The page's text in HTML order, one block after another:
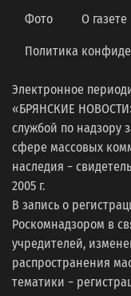
Фото О газете
Политика
Электронное
«БРЯНСКИЕ
службой по надзору
сфере массовых
наследия −
2005 г.
В запись о
Роскомнадзором в
учредителей,
распространения
тематики −